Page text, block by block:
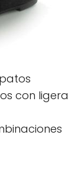
con ligera